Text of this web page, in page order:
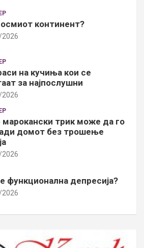
осмиот континент?
на кучиња кои се
за најпослушни
марокански трик може да го
домот без трошење
функционална депресија?